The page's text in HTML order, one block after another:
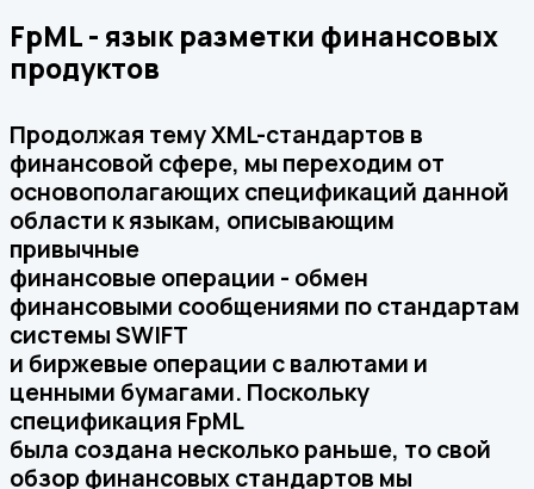
FpML - язык разметки финансовых
продуктов
Продолжая тему XML-стандартов в
финансовой сфере, мы переходим от
основополагающих спецификаций данной
области к языкам, описывающим
привычные
финансовые операции - обмен
финансовыми сообщениями по стандартам
системы SWIFT
и биржевые операции с валютами и
ценными бумагами. Поскольку
спецификация FpML
была создана несколько раньше, то свой
обзор финансовых стандартов мы